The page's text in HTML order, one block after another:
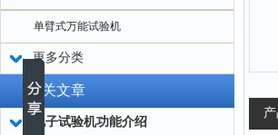
单臂式万能试验机
更多分类
相关文章
电子试验机功能介绍
产